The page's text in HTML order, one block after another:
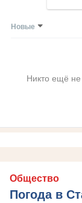
Новые
Никто ещё не
Общество
Погода в